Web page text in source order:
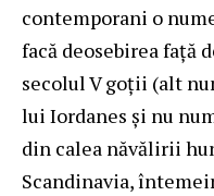
contemporani o
facă deosebirea față
secolul V goții (alt
lui Iordanes și nu
din calea năvălirii
Scandinavia,